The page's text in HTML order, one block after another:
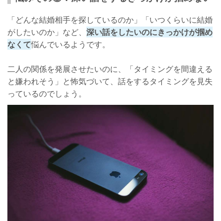
「どんな結婚相手を探しているのか」「いつくらいに結婚
がしたいのか」など、 深い話をしたいのにきっかけが掴め
なくて悩んでいるようです。
二人の関係を発展させたいのに、「タイミングを間違える
と嫌われそう」と怖気づいて、話をするタイミングを見失
っているのでしょう。